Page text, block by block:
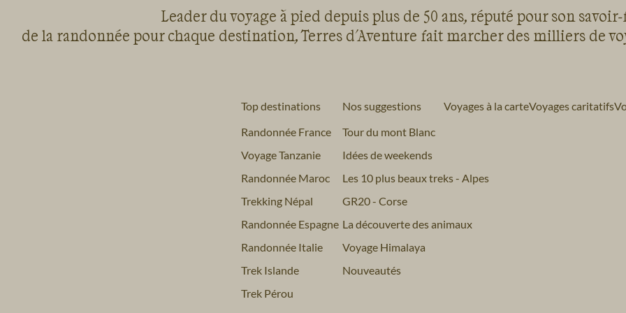
Leader du voyage à pied depuis plus de 50 ans, réputé pour son
de la randonnée pour chaque destination, Terres d'Aventure fait marcher des milliers de
Top destinations
Randonnée France
Voyage Tanzanie
Randonnée Maroc
Trekking Népal
Randonnée Espagne
Randonnée Italie
Trek Islande
Trek Pérou
Nos suggestions
Tour du mont Blanc
Idées de weekends
Les 10 plus beaux treks - Alpes
GR20 - Corse
La découverte des animaux
Voyage Himalaya
Nouveautés
Voyages à la carteVoyages caritatifs